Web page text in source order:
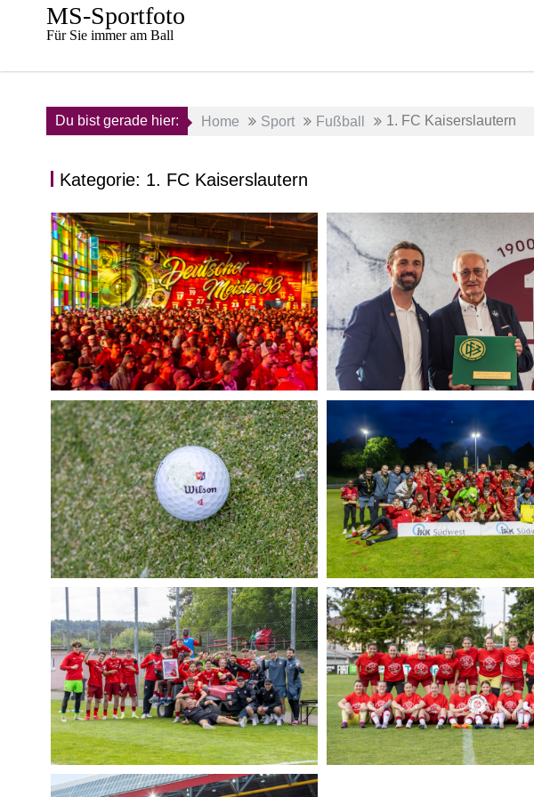
MS-Sportfoto
Für Sie immer am Ball
Du bist gerade hier: Home Sport Fußball 1. FC Kaiserslautern
Kategorie: 1. FC Kaiserslautern
125 JAHRE 1. FCK KONZERT
02.06.2025
3. Juni 2025
125 JAHRE 1. FCK FESTAKT
02.06.2025
3. Juni 2025
GOLFTURNIER 125 JAHRE 1. FCK
23.05.2025
24. Mai 2025
1. FCK U19 VS. FSV MAINZ 05
21.05.2025
22. Mai 2025